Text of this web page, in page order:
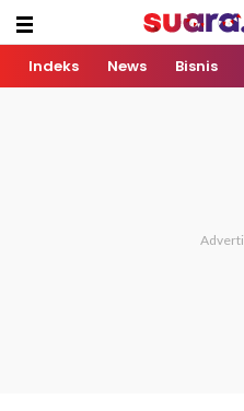
Indeks News Bisnis